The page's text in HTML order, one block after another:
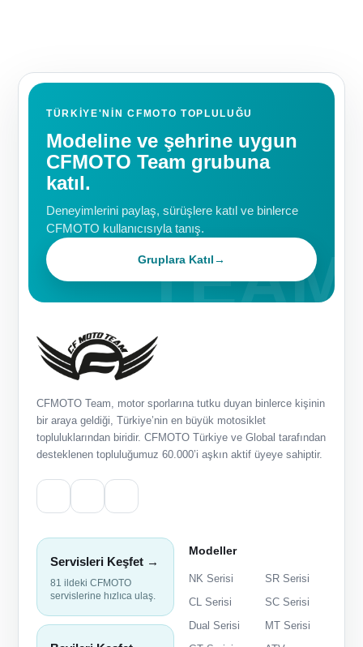
TÜRKIYE'NIN CFMOTO TOPLULUĞU
Modeline ve şehrine uygun
CFMOTO Team grubuna
katıl.
Deneyimlerini paylaş, sürüşlere katıl ve binlerce
CFMOTO kullanıcısıyla tanış.
Gruplara Katıl→
CFMOTO Team, motor sporlarına tutku duyan binlerce kişinin
bir araya geldiği, Türkiye’nin en büyük motosiklet
topluluklarından biridir. CFMOTO Türkiye ve Global tarafından
desteklenen topluluğumuz 60.000’i aşkın aktif üyeye sahiptir.
Servisleri Keşfet →
81 ildeki CFMOTO
servislerine hızlıca ulaş.
Modeller
NK Serisi
SR Serisi
CL Serisi
SC Serisi
Dual Serisi
MT Serisi